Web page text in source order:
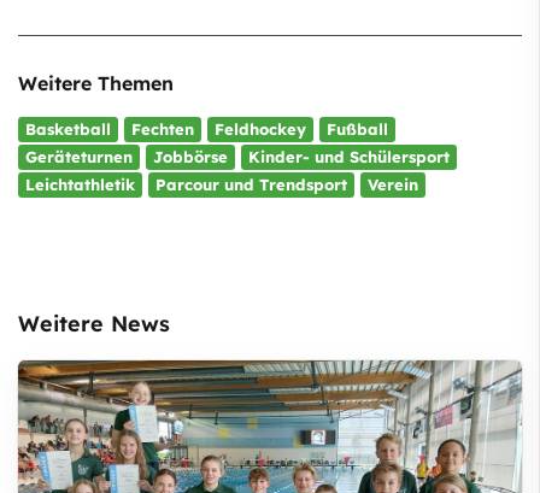
Weitere Themen
Basketball Fechten Feldhockey
Fußball
Geräteturnen
Jobbörse
Kinder- und Schülersport
Leichtathletik
Parcour und Trendsport Verein
Weitere News